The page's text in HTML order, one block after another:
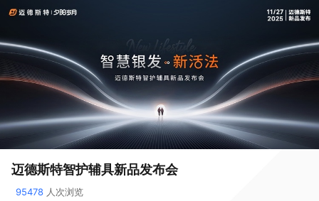
迈德斯特智护辅具新品发布会
95478 人次浏览